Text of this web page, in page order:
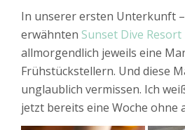
In unserer ersten Unterkunft
erwähnten Sunset Dive Resort
allmorgendlich jeweils eine
Frühstückstellern. Und diese
unglaublich vermissen. Ich
jetzt bereits eine Woche ohne